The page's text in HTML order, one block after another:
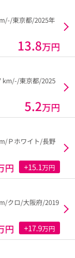
東京都/2025年
13.8万円
km/-/東京都/2025
5.2万円
Ｐホワイト/長野
円 +15.1万円
クロ/大阪府/2019
円 +17.9万円